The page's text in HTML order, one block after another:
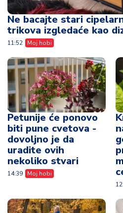
Ne bacajte stari
trikova izgledaće kao
11:52 Moj hobi
Petunije će ponovo
biti pune cvetova -
dovoljno je da
uradite ovih
nekoliko stvari
14:39 Moj hobi